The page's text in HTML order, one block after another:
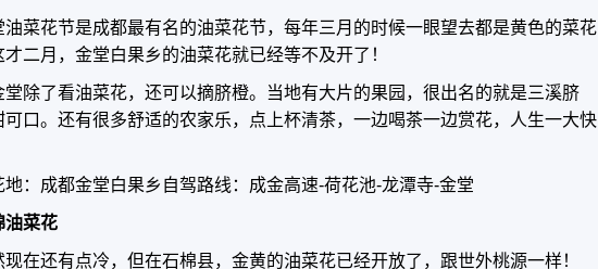
油菜花节是成都最有名的油菜花节，每年三月的时候一眼望去都是黄色的菜花
才二月，金堂白果乡的油菜花就已经等不及开了！
堂除了看油菜花，还可以摘脐橙。当地有大片的果园，很出名的就是三溪脐
可口。还有很多舒适的农家乐，点上杯清茶，一边喝茶一边赏花，人生一大快
地：成都金堂白果乡自驾路线：成金高速-荷花池-龙潭寺-金堂
油菜花
现在还有点冷，但在石棉县，金黄的油菜花已经开放了，跟世外桃源一样！